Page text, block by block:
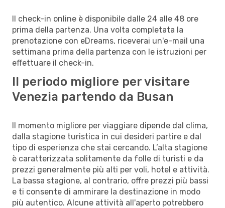
Il check-in online è disponibile dalle 24 alle 48 ore
prima della partenza. Una volta completata la
prenotazione con eDreams, riceverai un'e-mail una
settimana prima della partenza con le istruzioni per
effettuare il check-in.
Il periodo migliore per visitare
Venezia partendo da Busan
Il momento migliore per viaggiare dipende dal clima,
dalla stagione turistica in cui desideri partire e dal
tipo di esperienza che stai cercando. L’alta stagione
è caratterizzata solitamente da folle di turisti e da
prezzi generalmente più alti per voli, hotel e attività.
La bassa stagione, al contrario, offre prezzi più bassi
e ti consente di ammirare la destinazione in modo
più autentico. Alcune attività all'aperto potrebbero